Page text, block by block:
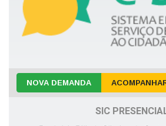
NOVA DEMANDA
SIC